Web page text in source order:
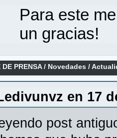
Para este
un gracias!
PRENSA/ Novedades /
en 17
post